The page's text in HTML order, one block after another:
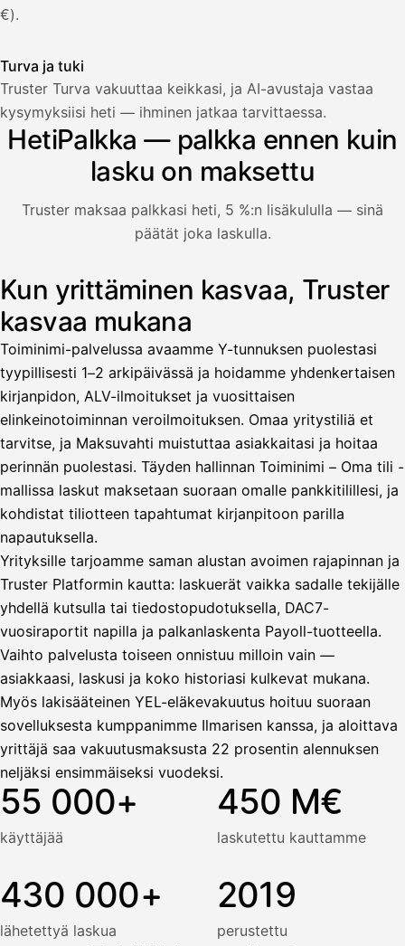
€).
Turva ja tuki
Truster Turva vakuuttaa keikkasi, ja AI-avustaja vastaa
kysymyksiisi heti — ihminen jatkaa tarvittaessa.
HetiPalkka — palkka ennen kuin
lasku on maksettu
Truster maksaa palkkasi heti, 5 %:n lisäkululla — sinä
päätät joka laskulla.
Kuvitus: käyttäjä nostaa palkan laskusta, jota asiakas ei
Palkka
Lasku · Acme Oy
Odottaa maksua
Nosta palkkaa
Bruttopalkka
Ennakonpidätys
HetiPalkka
Ennen laskun maksua
Vahvista
Palkka maksussa
Kun yrittäminen kasvaa, Truster
kasvaa mukana
Toiminimi-palvelussa avaamme Y-tunnuksen puolestasi
tyypillisesti 1–2 arkipäivässä ja hoidamme yhdenkertaisen
kirjanpidon, ALV-ilmoitukset ja vuosittaisen
elinkeinotoiminnan veroilmoituksen. Omaa yritystiliä et
tarvitse, ja Maksuvahti muistuttaa asiakkaitasi ja hoitaa
perinnän puolestasi. Täyden hallinnan Toiminimi – Oma tili -
mallissa laskut maksetaan suoraan omalle pankkitilillesi, ja
kohdistat tiliotteen tapahtumat kirjanpitoon parilla
napautuksella.
Yrityksille tarjoamme saman alustan avoimen rajapinnan ja
Truster Platformin kautta: laskuerät vaikka sadalle tekijälle
yhdellä kutsulla tai tiedostopudotuksella, DAC7-
vuosiraportit napilla ja palkanlaskenta Payoll-tuotteella.
Vaihto palvelusta toiseen onnistuu milloin vain —
asiakkaasi, laskusi ja koko historiasi kulkevat mukana.
Myös lakisääteinen YEL-eläkevakuutus hoituu suoraan
sovelluksesta kumppanimme Ilmarisen kanssa, ja aloittava
yrittäjä saa vakuutusmaksusta 22 prosentin alennuksen
neljäksi ensimmäiseksi vuodeksi.
55 000+
käyttäjää
450 M€
laskutettu kauttamme
430 000+
lähetettyä laskua
2019
perustettu